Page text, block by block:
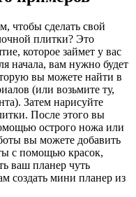
чтобы сделать свой
плитки? Это
которое займет у вас
начала, вам нужно будет
вы можете найти в
(или возьмите ту,
Затем нарисуйте
После этого вы
острого ножа или
вы можете добавить
с помощью красок,
ваш планер чуть
создать мини планер из